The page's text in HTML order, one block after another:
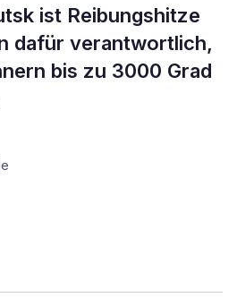
ist Reibungshitze
dafür verantwortlich,
bis zu 3000 Grad